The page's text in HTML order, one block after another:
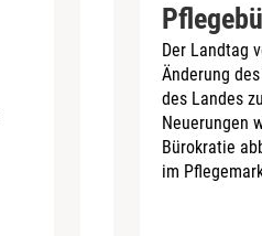
Der Landtag
Änderung
des Landes
Neuerungen
Bürokratie
im